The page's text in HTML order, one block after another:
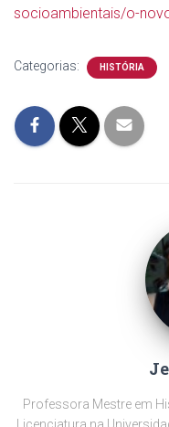
socioambientais/o-
Categorias: HISTÓRIA
Professora Mestre em